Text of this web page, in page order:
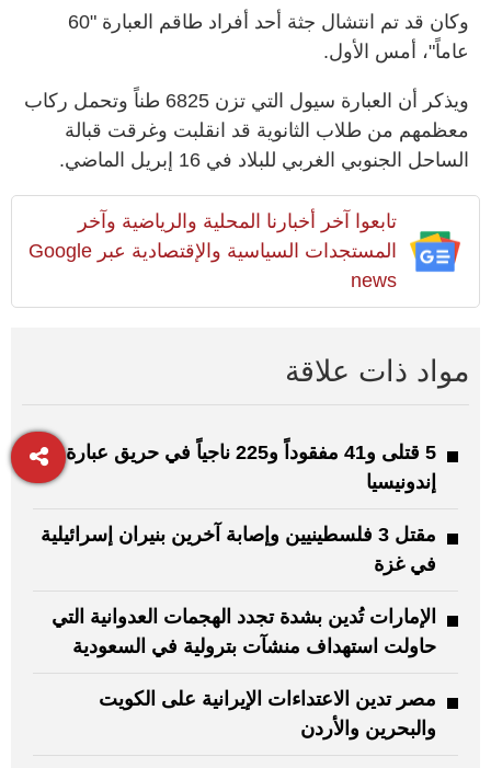
وكان قد تم انتشال جثة أحد أفراد طاقم العبارة "60
عاماً"، أمس الأول.
ويذكر أن العبارة سيول التي تزن 6825 طناً وتحمل ركاب
معظمهم من طلاب الثانوية قد انقلبت وغرقت قبالة
الساحل الجنوبي الغربي للبلاد في 16 إبريل الماضي.
تابعوا آخر أخبارنا المحلية والرياضية وآخر
المستجدات السياسية والإقتصادية عبر Google
news
مواد ذات علاقة
5 قتلى و41 مفقوداً و225 ناجياً في حريق عبارة في
إندونيسيا
مقتل 3 فلسطينيين وإصابة آخرين بنيران إسرائيلية
في غزة
الإمارات تُدين بشدة تجدد الهجمات العدوانية التي
حاولت استهداف منشآت بترولية في السعودية
مصر تدين الاعتداءات الإيرانية على الكويت
والبحرين والأردن